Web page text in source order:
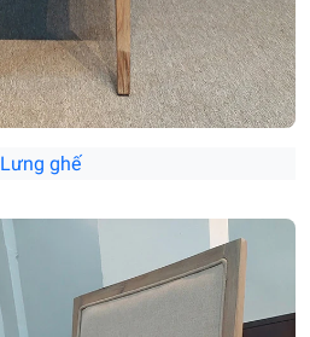
Lưng ghế